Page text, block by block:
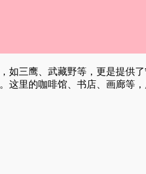
如三鹰、武藏野等，更是提供了
这里的咖啡馆、书店、画廊等